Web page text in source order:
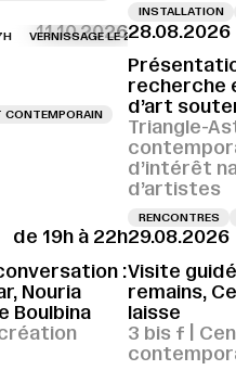
INSTALLATION
LE 28.08.2026 À 16H
À 17H VERNISSAGE LE
11.10.2026
LE 28.08.2026 À 17H
CONTEMPORAIN
28.08.2026
recherche
d’art
Triangle-
d’intérêt
d’artistes
RENCONTRES
LE 28.08.2026 À 18H
de 19h à 22h
:
Nouria
Boulbina
29.08.2026
Visite
remains,
laisse
3 bis f |